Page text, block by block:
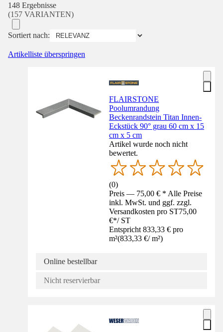
148 Ergebnisse
(157 VARIANTEN)
Sortiert nach:
Artikelliste überspringen
FLAIRSTONE
Poolumrandung
Beckenrandstein Titan Innen-
Eckstück 90° grau 60 cm x 15
cm x 5 cm
Artikel wurde noch nicht
bewertet.
(0)
Preis — 75,00 € * Alle Preise
inkl. MwSt. und ggf. zzgl.
Versandkosten pro ST75,00
€*/ ST
Entspricht 833,33 € pro
m²(833,33 €/ m²)
Online bestellbar
Nicht reservierbar